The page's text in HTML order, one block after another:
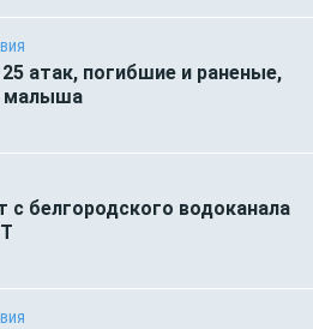
атак, погибшие и раненые,
малыша
с белгородского водоканала